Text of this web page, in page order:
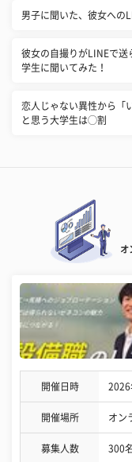
男子に聞いた、彼女への
彼女の自撮りがLINEで送
学生に聞いてみた！
恋人じゃない異性から「
と思う大学生は◯割
オ
開催日時 2026
開催場所 オン
募集人数 300